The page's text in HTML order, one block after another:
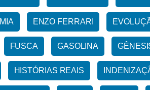
ENZO FERRARI
FUSCA GASOLINA
HISTÓRIAS REAIS